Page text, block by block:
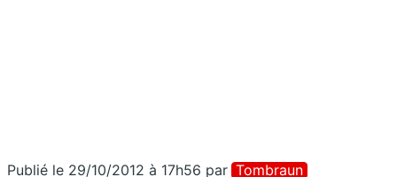
Publié le 29/10/2012 à 17h56 par Tombraun